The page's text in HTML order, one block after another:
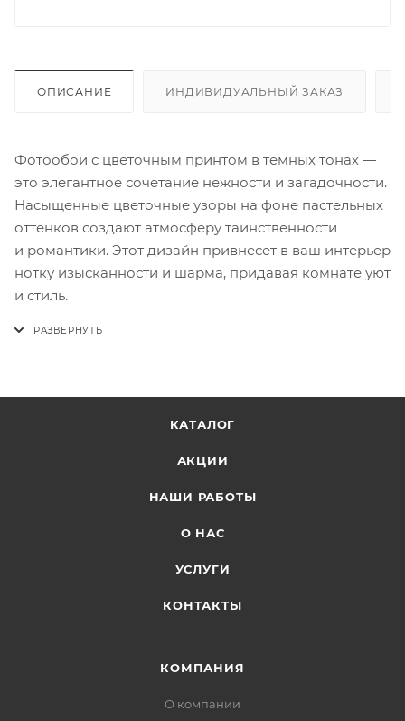
ОПИСАНИЕ ИНДИВИДУАЛЬНЫЙ ЗАКАЗ
Фотообои с цветочным принтом в темных тонах —
это элегантное сочетание нежности и загадочности.
Насыщенные цветочные узоры на фоне пастельных
оттенков создают атмосферу таинственности
и романтики. Этот дизайн привнесет в ваш интерьер
нотку изысканности и шарма, придавая комнате уют
и стиль.
КАТАЛОГ
АКЦИИ
НАШИ РАБОТЫ
О НАС
УСЛУГИ
КОНТАКТЫ
КОМПАНИЯ
О компании